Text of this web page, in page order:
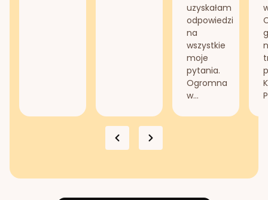
uzyskałam
odpowiedzi
na
wszystkie
moje
pytania.
Ogromna
w...